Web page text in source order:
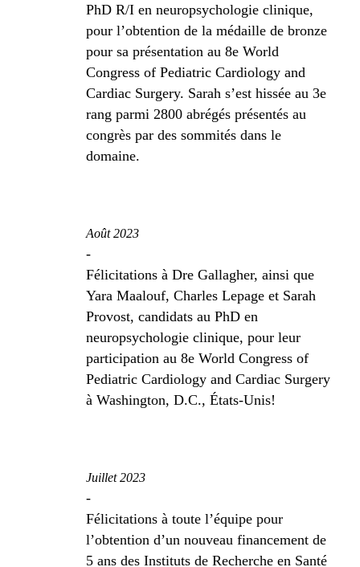
PhD R/I en neuropsychologie clinique,
pour l’obtention de la médaille de bronze
pour sa présentation au 8e World
Congress of Pediatric Cardiology and
Cardiac Surgery. Sarah s’est hissée au 3e
rang parmi 2800 abrégés présentés au
congrès par des sommités dans le
domaine.
Août 2023
-
Félicitations à Dre Gallagher, ainsi que
Yara Maalouf, Charles Lepage et Sarah
Provost, candidats au PhD en
neuropsychologie clinique, pour leur
participation au 8e World Congress of
Pediatric Cardiology and Cardiac Surgery
à Washington, D.C., États-Unis!
Juillet 2023
-
Félicitations à toute l’équipe pour
l’obtention d’un nouveau financement de
5 ans des Instituts de Recherche en Santé